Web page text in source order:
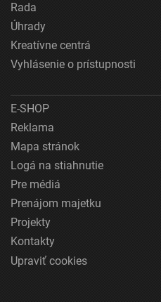
Rada
Úhrady
Kreatívne centrá
Vyhlásenie o prístupnosti
E-SHOP
Reklama
Mapa stránok
Logá na stiahnutie
Pre médiá
Prenájom majetku
Projekty
Kontakty
Upraviť cookies